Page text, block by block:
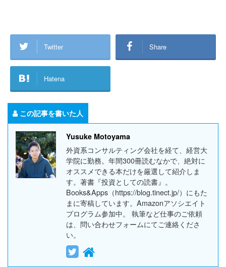
Twitter Share
Hatena
この記事を書いた人
Yusuke Motoyama
外資系コンサルティング会社を経て、経営大
学院に勤務。年間300冊読むなかで、絶対に
オススメできる本だけを厳選して紹介しま
す。著書『投資としての読書』。
Books&Apps（https://blog.tinect.jp/）にもた
まに寄稿しています。Amazonアソシエイト
プログラム参加中。 執筆など仕事のご依頼
は、問い合わせフォームにてご連絡くださ
い。